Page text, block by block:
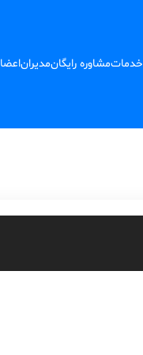
خدماتمشاوره رایگانمدیراناعضا